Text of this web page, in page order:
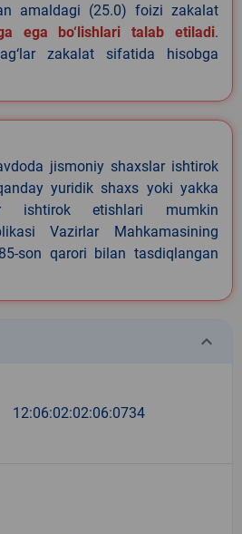
amaldagi (25.0) foizi zakalat
ega bo‘lishlari talab etiladi.
zakalat sifatida hisobga
jismoniy shaxslar ishtirok
yuridik shaxs yoki yakka
ishtirok etishlari mumkin
Vazirlar Mahkamasining
son qarori bilan tasdiqlangan
keyboard_arrow_down
12:06:02:02:06:0734